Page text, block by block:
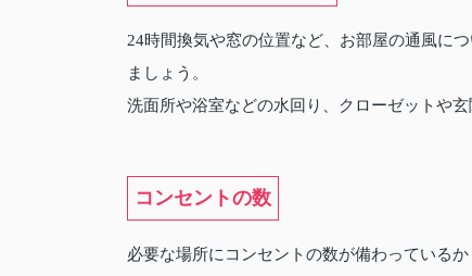
24時間換気や窓の位置など、お部屋の通風に
ましょう。
洗面所や浴室などの水回り、クローゼットや
コンセントの数
必要な場所にコンセントの数が備わっているか